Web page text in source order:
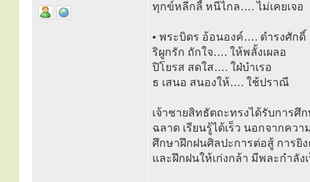
ทุกข์หลีกลี้ หนีไกล…. ไม่เคยเจอ
• พระบิดร อ้อนองค์…. ดำรงศักดิ์
ริผูกรัก ถักใจ…. ให้พลั้งเผลอ
ปิโยรส สดใส…. ใฝ่บำเรอ
ธ เสนอ สนองให้…. ใช้ปราณี
เจ้าชายสิทธัตถะทรงได้รับการ
ฉลาด เรียนรู้ได้เร็ว นอกจากคว
ศึกษาฝึกฝนศิลปะการต่อสู้ การยิ
และฝึกฝนให้เก่งกล้า มีพละกำลัง